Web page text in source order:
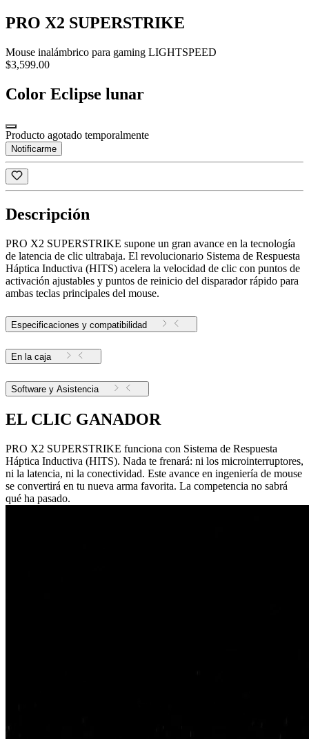
PRO X2 SUPERSTRIKE
Mouse inalámbrico para gaming LIGHTSPEED
$3,599.00
Color Eclipse lunar
Producto agotado temporalmente
Notificarme
Descripción
PRO X2 SUPERSTRIKE supone un gran avance en la tecnología
de latencia de clic ultrabaja. El revolucionario Sistema de Respuesta
Háptica Inductiva (HITS) acelera la velocidad de clic con puntos de
activación ajustables y puntos de reinicio del disparador rápido para
ambas teclas principales del mouse.
Especificaciones y compatibilidad
En la caja
Software y Asistencia
EL CLIC GANADOR
PRO X2 SUPERSTRIKE funciona con Sistema de Respuesta
Háptica Inductiva (HITS). Nada te frenará: ni los microinterruptores,
ni la latencia, ni la conectividad. Este avance en ingeniería de mouse
se convertirá en tu nueva arma favorita. La competencia no sabrá
qué ha pasado.